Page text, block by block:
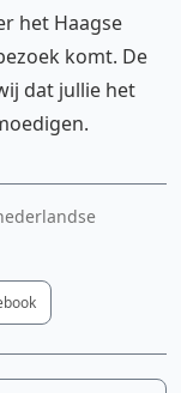
het Haagse
komt. De
dat jullie het